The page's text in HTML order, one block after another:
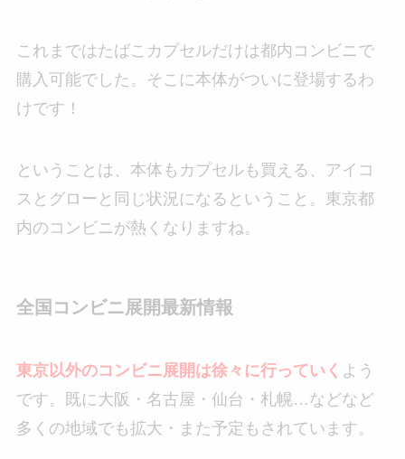
これまではたばこカプセルだけは都内コンビニで
購入可能でした。そこに本体がついに登場するわ
けです！
ということは、本体もカプセルも買える、アイコ
スとグローと同じ状況になるということ。東京都
内のコンビニが熱くなりますね。
全国コンビニ展開最新情報
東京以外のコンビニ展開は徐々に行っていく よう
です。既に大阪・名古屋・仙台・札幌…などなど
多くの地域でも拡大・また予定もされています。